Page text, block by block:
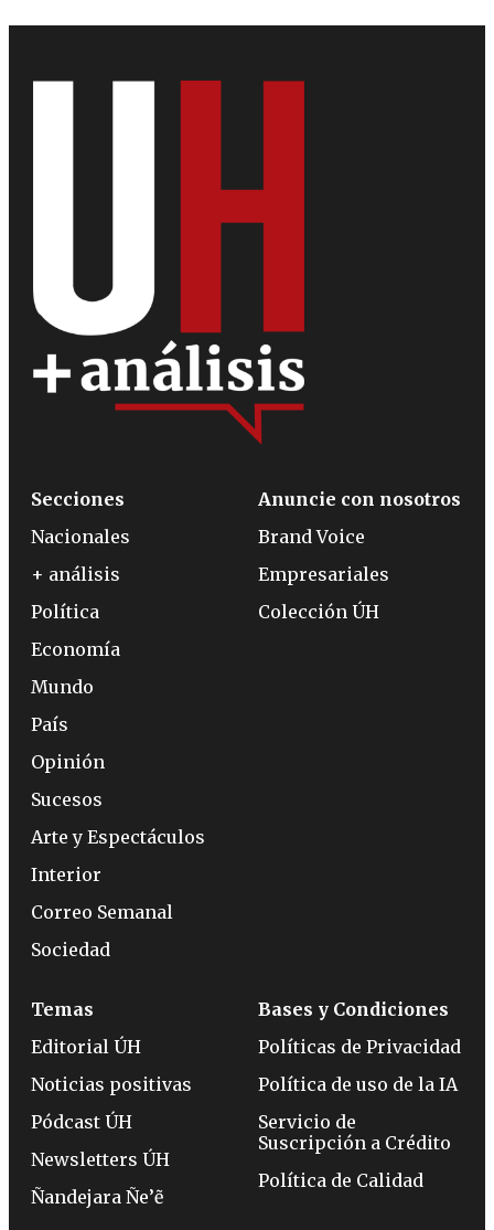
Secciones
Nacionales
+ análisis
Política
Economía
Mundo
País
Opinión
Sucesos
Arte y Espectáculos
Interior
Correo Semanal
Sociedad
Anuncie con nosotros
Brand Voice
Empresariales
Colección ÚH
Temas
Editorial ÚH
Noticias positivas
Pódcast ÚH
Newsletters ÚH
Ñandejara Ñe’ẽ
Bases y Condiciones
Políticas de Privacidad
Política de uso de la IA
Servicio de
Suscripción a Crédito
Política de Calidad